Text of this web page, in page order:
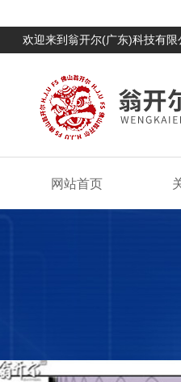
欢迎来到翁开尔(广东)科技有限
网站首页